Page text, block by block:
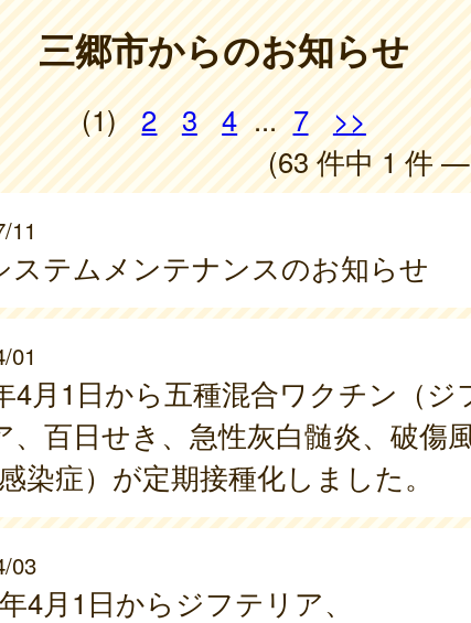
三郷市からのお知らせ
(1) 2 3 4 ... 7
>>
(63 件中 1 件
11
ステムメンテナンスのお知らせ
01
4月1日から五種混合ワクチン（ジ
、百日せき、急性灰白髄炎、破傷
染症）が定期接種化しました。
03
4月1日からジフテリア、